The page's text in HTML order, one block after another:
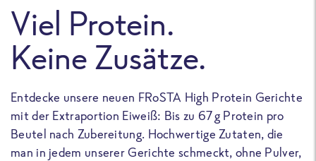
Viel Protein.
Keine Zusätze.
Entdecke unsere neuen FRoSTA High Protein Gerichte
mit der Extraportion Eiweiß: Bis zu 67 g Protein pro
Beutel nach Zubereitung. Hochwertige Zutaten, die
man in jedem unserer Gerichte schmeckt, ohne Pulver,